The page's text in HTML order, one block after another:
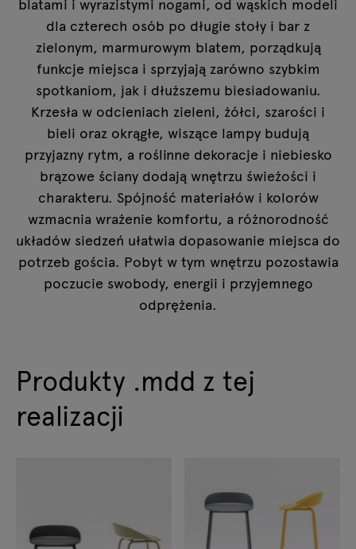
dla czterech osób po długie stoły i bar z
zielonym, marmurowym blatem, porządkują
funkcje miejsca i sprzyjają zarówno szybkim
spotkaniom, jak i dłuższemu biesiadowaniu.
Krzesła w odcieniach zieleni, żółci, szarości i
bieli oraz okrągłe, wiszące lampy budują
przyjazny rytm, a roślinne dekoracje i niebiesko
brązowe ściany dodają wnętrzu świeżości i
charakteru. Spójność materiałów i kolorów
wzmacnia wrażenie komfortu, a różnorodność
układów siedzeń ułatwia dopasowanie miejsca do
potrzeb gościa. Pobyt w tym wnętrzu pozostawia
poczucie swobody, energii i przyjemnego
odprężenia.
Produkty .mdd z tej
realizacji